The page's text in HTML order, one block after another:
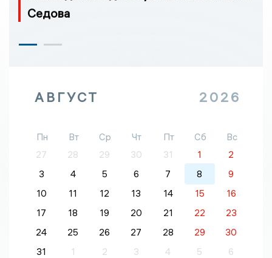
Седова
АВГУСТ 2026
Пн Вт Ср Чт Пт Сб
Вс
27
28 29 30 31 1
2
3
4 5 6 7 8
9
10
11 12 13 14 15
16
17
18 19 20 21 22
23
24
25 26 27 28 29
30
31
1 2 3 4 5 6